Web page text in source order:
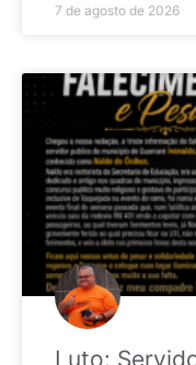
7 de agosto de 2026
Luto: